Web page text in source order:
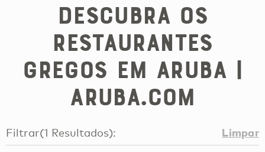
Descubra os
restaurantes
gregos em Aruba |
Aruba.com
Filtrar(1 Resultados): Limpar